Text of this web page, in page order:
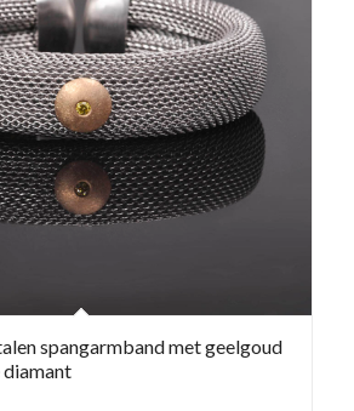
spangarmband met geelgoud
diamant